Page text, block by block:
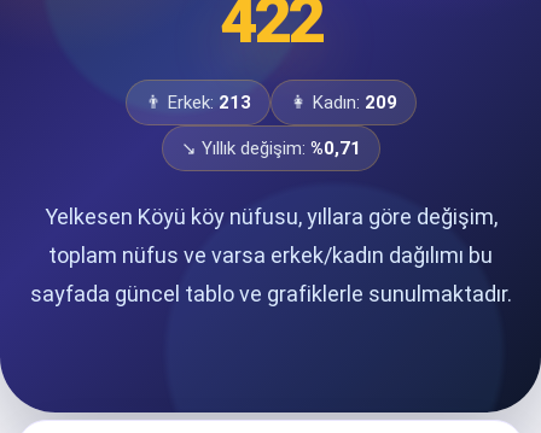
422
👨 Erkek: 213 👩 Kadın: 209
↘ Yıllık değişim: %0,71
Yelkesen Köyü köy nüfusu, yıllara göre değişim,
toplam nüfus ve varsa erkek/kadın dağılımı bu
sayfada güncel tablo ve grafiklerle sunulmaktadır.